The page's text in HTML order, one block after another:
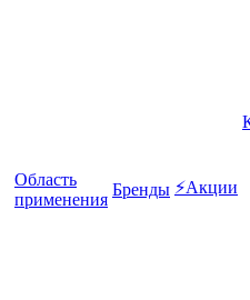
Область
применения
Бренды ⚡Акции